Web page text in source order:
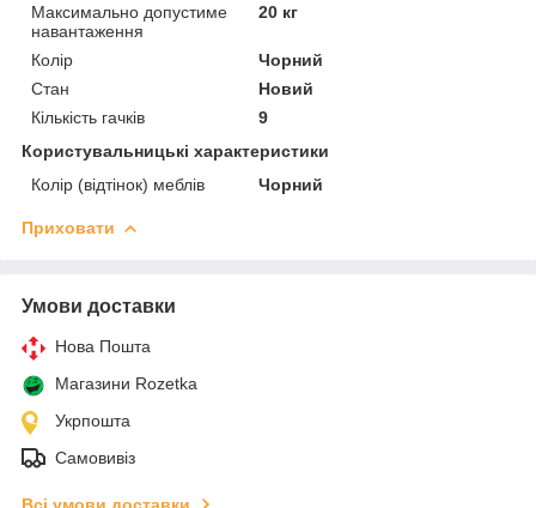
Максимально допустиме
навантаження
20 кг
Колір
Чорний
Стан
Новий
Кількість гачків
9
Користувальницькі характеристики
Колір (відтінок) меблів
Чорний
Приховати
Умови доставки
Нова Пошта
Магазини Rozetka
Укрпошта
Самовивіз
Всі умови доставки